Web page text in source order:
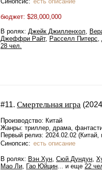
бюджет: $28,000,000
В ролях: Джейк Джилленхол,
Джеффри Райт, Расселл Питерс,
28 чел.
#11. Смертельная игра
Производство: Китай
Жанры: триллер, драма,
Первый релиз: 2024.02.02 (Китай,
Синопсис: есть описание
В ролях: Вэн Хун, Сюй Дундун,
Мао Ли, Гао Юйцин... и еще 22